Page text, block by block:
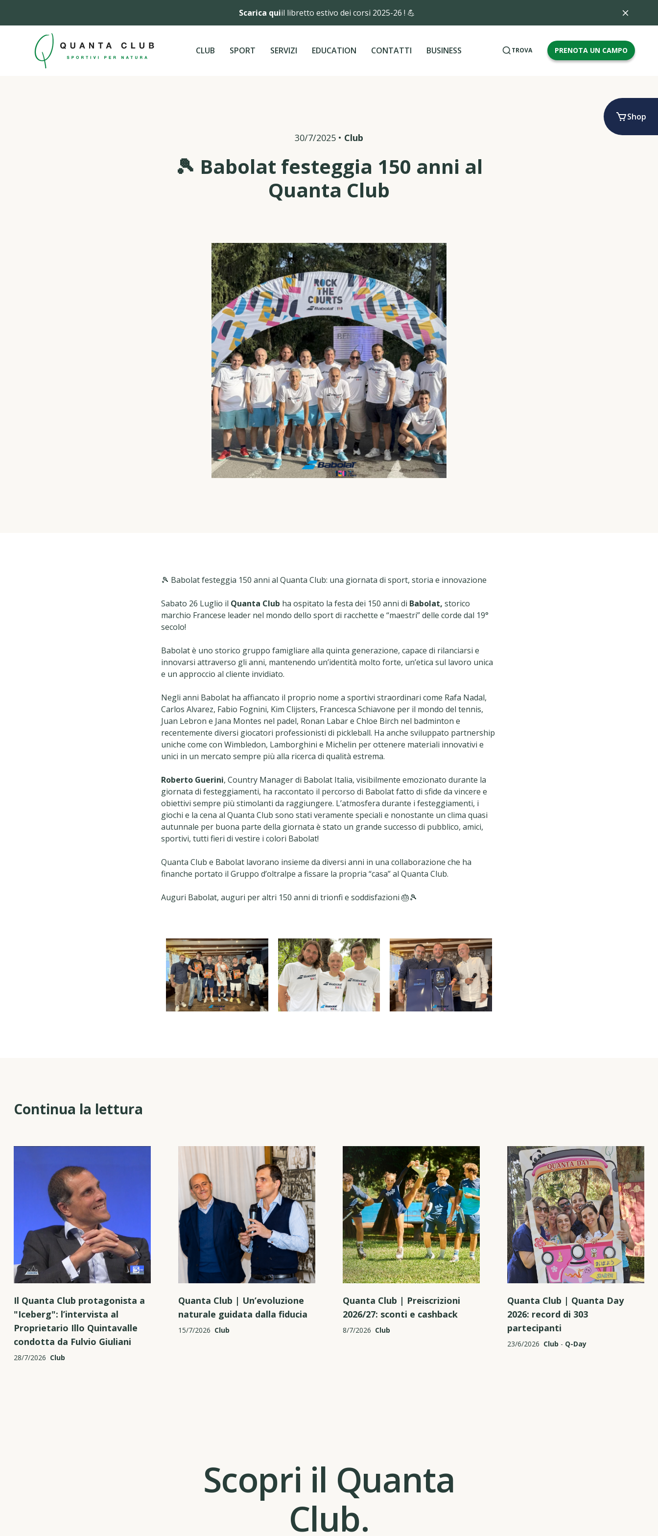
Scarica quiil libretto estivo dei corsi 2025-26 ! 💪
Shop
CLUB SPORT SERVIZI EDUCATION CONTATTI BUSINESS TROVA PRENOTA UN CAMPO
30/7/2025 • Club
🎾 Babolat festeggia 150 anni al
Quanta Club
🎾 Babolat festeggia 150 anni al Quanta Club: una giornata di sport, storia e innovazione
Sabato 26 Luglio il Quanta Club ha ospitato la festa dei 150 anni di Babolat, storico
marchio Francese leader nel mondo dello sport di racchette e “maestri” delle corde dal 19°
secolo!
Babolat è uno storico gruppo famigliare alla quinta generazione, capace di rilanciarsi e
innovarsi attraverso gli anni, mantenendo un’identità molto forte, un’etica sul lavoro unica
e un approccio al cliente invidiato.
Negli anni Babolat ha affiancato il proprio nome a sportivi straordinari come Rafa Nadal,
Carlos Alvarez, Fabio Fognini, Kim Clijsters, Francesca Schiavone per il mondo del tennis,
Juan Lebron e Jana Montes nel padel, Ronan Labar e Chloe Birch nel badminton e
recentemente diversi giocatori professionisti di pickleball. Ha anche sviluppato partnership
uniche come con Wimbledon, Lamborghini e Michelin per ottenere materiali innovativi e
unici in un mercato sempre più alla ricerca di qualità estrema.
Roberto Guerini, Country Manager di Babolat Italia, visibilmente emozionato durante la
giornata di festeggiamenti, ha raccontato il percorso di Babolat fatto di sfide da vincere e
obiettivi sempre più stimolanti da raggiungere. L’atmosfera durante i festeggiamenti, i
giochi e la cena al Quanta Club sono stati veramente speciali e nonostante un clima quasi
autunnale per buona parte della giornata è stato un grande successo di pubblico, amici,
sportivi, tutti fieri di vestire i colori Babolat!
Quanta Club e Babolat lavorano insieme da diversi anni in una collaborazione che ha
finanche portato il Gruppo d’oltralpe a fissare la propria “casa” al Quanta Club.
Auguri Babolat, auguri per altri 150 anni di trionfi e soddisfazioni 🎂🎾
Continua la lettura
Il Quanta Club protagonista a
"Iceberg": l’intervista al
Proprietario Illo Quintavalle
condotta da Fulvio Giuliani
28/7/2026 Club
Quanta Club | Un’evoluzione
naturale guidata dalla fiducia
15/7/2026 Club
Quanta Club | Preiscrizioni
2026/27: sconti e cashback
8/7/2026 Club
Quanta Club | Quanta Day
2026: record di 303
partecipanti
23/6/2026 Club - Q-Day
Scopri il Quanta
Club.